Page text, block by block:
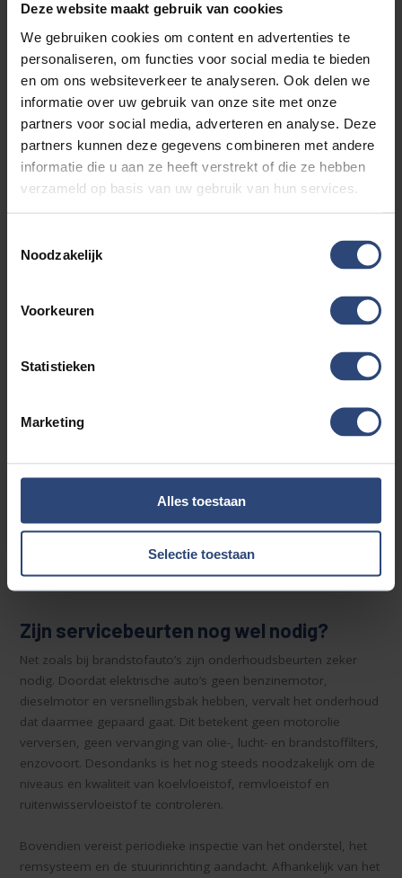
Deze website maakt gebruik van cookies
We gebruiken cookies om content en advertenties te
personaliseren, om functies voor social media te bieden
en om ons websiteverkeer te analyseren. Ook delen we
informatie over uw gebruik van onze site met onze
partners voor social media, adverteren en analyse. Deze
partners kunnen deze gegevens combineren met andere
informatie die u aan ze heeft verstrekt of die ze hebben
verzameld op basis van uw gebruik van hun services.
Noodzakelijk
Voorkeuren
Statistieken
Marketing
Alles toestaan
Selectie toestaan
Gecertificeerde monteurs bij Auto
Aaltink
Deze technologieën stellen tevens nieuwe eisen aan onze
monteurs, zowel vanwege de complexe elektronica als de
aandrijfsystemen. Bovendien zijn elektrische auto’s doorgaans
voorzien van een systeem dat kinetische energie omzet in
Om veilig en professioneel aan deze voertuigen te mogen
werken, dragen de monteurs van Auto Aaltink het vereiste
certificaat. Ze hebben hiervoor een specifieke opleiding
gevolgd en nemen regelmatig deel aan
bijscholingsprogramma’s. Hierdoor zijn we als bedrijf
kwaliteitsnormen van Bosch Car Service.
Zijn servicebeurten nog wel nodig?
Net zoals bij brandstofauto’s zijn onderhoudsbeurten zeker
nodig. Doordat elektrische auto’s geen benzinemotor,
dieselmotor en versnellingsbak hebben, vervalt het onderhoud
dat daarmee gepaard gaat. Dit betekent geen motorolie
verversen, geen vervanging van olie-, lucht- en brandstoffilters,
enzovoort. Desondanks is het nog steeds noodzakelijk om de
niveaus en kwaliteit van koelvloeistof, remvloeistof en
ruitenwisservloeistof te controleren.
Bovendien vereist periodieke inspectie van het onderstel, het
remsysteem en de stuurinrichting aandacht. Afhankelijk van het